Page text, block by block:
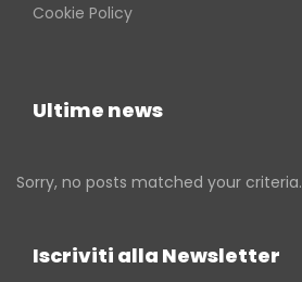
Cookie Policy
Ultime news
Sorry, no posts matched your criteria.
Iscriviti alla Newsletter